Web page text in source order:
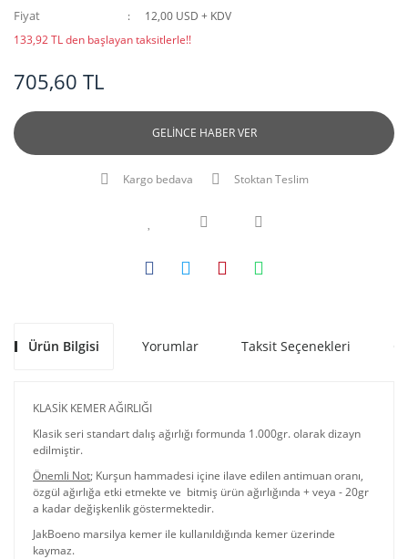
Fiyat
12,00 USD + KDV
133,92 TL den başlayan taksitlerle!!
705,60 TL
GELİNCE HABER VER
Kargo bedava Stoktan Teslim
Ürün Bilgisi Yorumlar Taksit Seçenekleri
KLASİK KEMER AĞIRLIĞI
Klasik seri standart dalış ağırlığı formunda 1.000gr. olarak dizayn
edilmiştir.
Önemli Not; Kurşun hammadesi içine ilave edilen antimuan oranı,
özgül ağırlığa etki etmekte ve bitmiş ürün ağırlığında + veya - 20gr
a kadar değişkenlik göstermektedir.
JakBoeno marsilya kemer ile kullanıldığında kemer üzerinde
kaymaz.